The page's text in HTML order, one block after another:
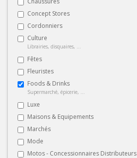
Concept Stores
Cordonniers
Culture
Librairies, disquaires, ...
Fêtes
Fleuristes
Foods & Drinks
Supermarché, épicerie, ...
Luxe
Maisons & Equipements
Marchés
Mode
Motos - Concessionnaires Distributeurs